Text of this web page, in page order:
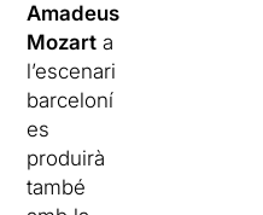
Amadeus
Mozart a
l’escenari
barceloní
es
produirà
també